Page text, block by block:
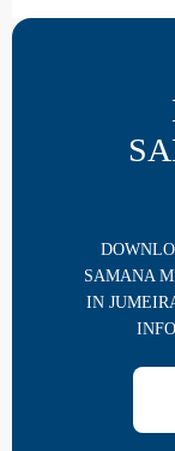
SAMANA
IN